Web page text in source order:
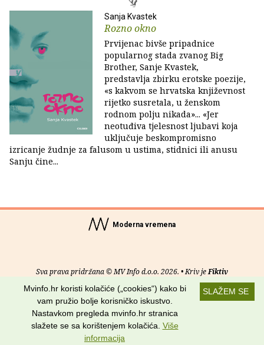
Sanja Kvastek
Rozno okno
Prvijenac bivše pripadnice
popularnog stada zvanog Big
Brother, Sanje Kvastek,
predstavlja zbirku erotske poezije,
«s kakvom se hrvatska književnost
rijetko susretala, u ženskom
rodnom polju nikada»... «Jer
neotuđiva tjelesnost ljubavi koja
uključuje beskompromisno
izricanje žudnje za falusom u ustima, stidnici ili anusu
Sanju čine...
Moderna vremena
Sva prava pridržana © MV Info d.o.o. 2026. • Kriv jeFiktiv
Uvjeti korištenja RSS kanali
Potraži nas na:
SLAŽEM SE
Mvinfo.hr koristi kolačiće („cookies“) kako bi
vam pružio bolje korisničko iskustvo.
Nastavkom pregleda mvinfo.hr stranica
slažete se sa korištenjem kolačića. Više
informacija